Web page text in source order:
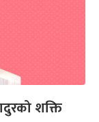
शक्ति